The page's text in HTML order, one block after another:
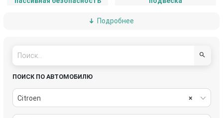
рулевое управление
стеклоочистители
тормозная система
Подробнее
ПОИСК ПО АВТОМОБИЛЮ
×
Citroen